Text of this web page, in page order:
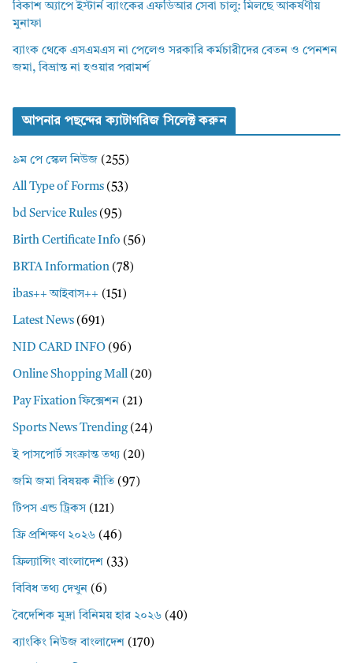
বিকাশ অ্যাপে ইস্টার্ন ব্যাংকের এফডিআর সেবা চালু: মিলছে আকর্ষণীয়
মুনাফা
ব্যাংক থেকে এসএমএস না পেলেও সরকারি কর্মচারীদের বেতন ও পেনশন
জমা, বিভ্রান্ত না হওয়ার পরামর্শ
আপনার পছন্দের ক্যাটাগরিজ সিলেক্ট করুন
৯ম পে স্কেল নিউজ (255)
All Type of Forms (53)
bd Service Rules (95)
Birth Certificate Info (56)
BRTA Information (78)
ibas++ আইবাস++ (151)
Latest News (691)
NID CARD INFO (96)
Online Shopping Mall (20)
Pay Fixation ফিক্সেশন (21)
Sports News Trending(24)
ই পাসপোর্ট সংক্রান্ত তথ্য (20)
জমি জমা বিষয়ক নীতি (97)
টিপস এন্ড ট্রিকস (121)
ফ্রি প্রশিক্ষণ ২০২৬ (46)
ফ্রিল্যান্সিং বাংলাদেশ (33)
বিবিধ তথ্য দেখুন (6)
বৈদেশিক মুদ্রা বিনিময় হার ২০২৬ (40)
ব্যাংকিং নিউজ বাংলাদেশ (170)